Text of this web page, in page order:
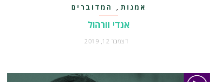
אמנות , המדוברים
אנדי וורהול
דצמבר 12, 2019